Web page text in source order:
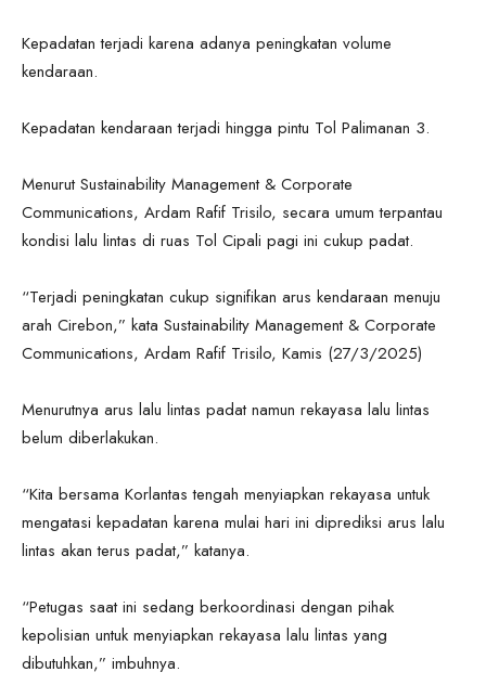
Kepadatan terjadi karena adanya peningkatan volume
kendaraan.
Kepadatan kendaraan terjadi hingga pintu Tol Palimanan 3.
Menurut Sustainability Management & Corporate
Communications, Ardam Rafif Trisilo, secara umum terpantau
kondisi lalu lintas di ruas Tol Cipali pagi ini cukup padat.
“Terjadi peningkatan cukup signifikan arus kendaraan menuju
arah Cirebon,” kata Sustainability Management & Corporate
Communications, Ardam Rafif Trisilo, Kamis (27/3/2025)
Menurutnya arus lalu lintas padat namun rekayasa lalu lintas
belum diberlakukan.
“Kita bersama Korlantas tengah menyiapkan rekayasa untuk
mengatasi kepadatan karena mulai hari ini diprediksi arus lalu
lintas akan terus padat,” katanya.
“Petugas saat ini sedang berkoordinasi dengan pihak
kepolisian untuk menyiapkan rekayasa lalu lintas yang
dibutuhkan,” imbuhnya.